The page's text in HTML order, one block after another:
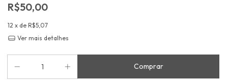
R$50,00
12 x de R$5,07
Ver mais detalhes